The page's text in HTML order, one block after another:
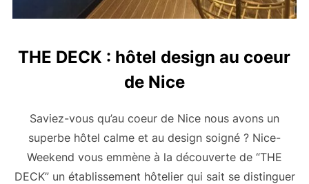
THE DECK : hôtel design au coeur
de Nice
Saviez-vous qu’au coeur de Nice nous avons un
superbe hôtel calme et au design soigné ? Nice-
Weekend vous emmène à la découverte de “THE
DECK” un établissement hôtelier qui sait se distinguer